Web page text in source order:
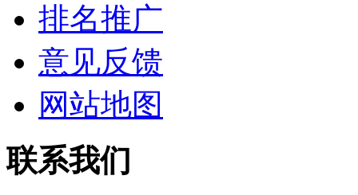
排名推广
意见反馈
网站地图
联系我们